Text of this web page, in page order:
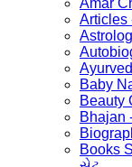
Amar
Articles
Baby
Beauty
Books